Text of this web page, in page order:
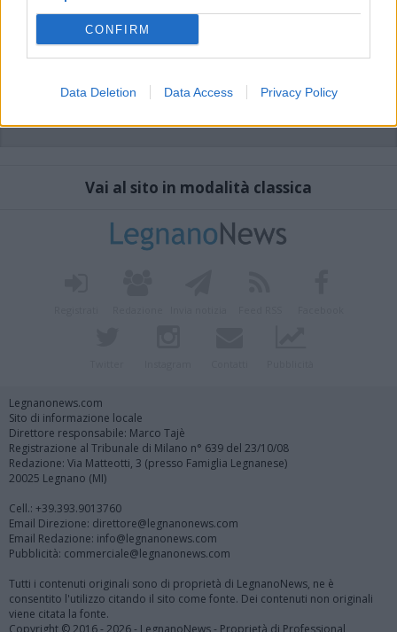
CONFIRM
Data Deletion Data Access Privacy Policy
Vai al sito in modalità classica
Legnanonews.com
Sito di informazione locale
Direttore responsabile: Marco Tajè
Registrazione al Tribunale di Milano n° 639 del 23/10/08
Redazione: Via Matteotti, 3 (presso Famiglia Legnanese)
20025 Legnano (MI)
Cell.: +39.393.9013760
Email Direzione: direttore@legnanonews.com
Email Redazione: info@legnanonews.com
Pubblicità: commerciale@legnanonews.com
Tutti i contenuti originali sono di proprietà di LegnanoNews, ne è
consentito l'utilizzo citando il sito come fonte. Dei contenuti non originali
viene citata la fonte.
Copyright © 2016 - 2026 - LegnanoNews - Proprietà di Professional